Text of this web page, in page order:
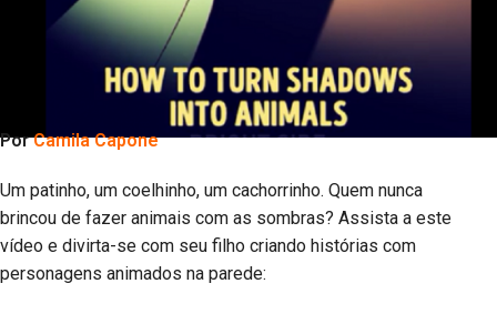
PorCamila Capone
Um patinho, um coelhinho, um cachorrinho. Quem nunca
brincou de fazer animais com as sombras? Assista a este
vídeo e divirta-se com seu filho criando histórias com
personagens animados na parede: